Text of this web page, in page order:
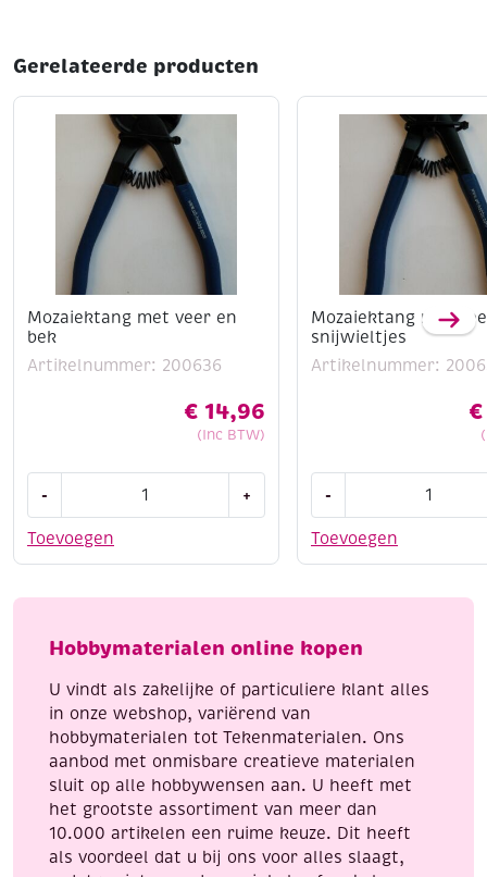
Gerelateerde producten
Mozaiektang met veer en
bek
Artikelnummer: 200636
€ 14,96
(Inc BTW)
Toevoegen
-
veer
aantal
+
Mozaiektang met
snijwieltjes
Artikelnummer:
€
Toevoegen
-
veer
aantal
Hobbymaterialen online kopen
U vindt als zakelijke of particuliere klant alles
in onze webshop, variërend van
hobbymaterialen tot Tekenmaterialen. Ons
aanbod met onmisbare creatieve materialen
sluit op alle hobbywensen aan. U heeft met
het grootste assortiment van meer dan
10.000 artikelen een ruime keuze. Dit heeft
als voordeel dat u bij ons voor alles slaagt,